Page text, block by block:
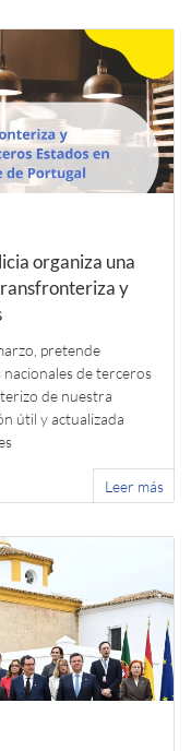
organiza una
y
pretende
de terceros
de nuestra
útil y actualizada
Leer más